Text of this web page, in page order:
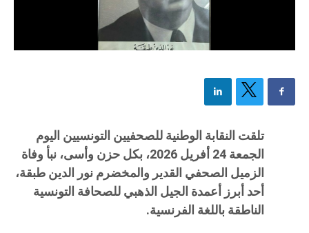
تلقت النقابة الوطنية للصحفيين التونسيين اليوم
الجمعة 24 أفريل 2026، بكل حزن وأسى، نبأ وفاة
الزميل الصحفي القدير والمخضرم نور الدين طبقة،
أحد أبرز أعمدة الجيل الذهبي للصحافة التونسية
الناطقة باللغة الفرنسية.